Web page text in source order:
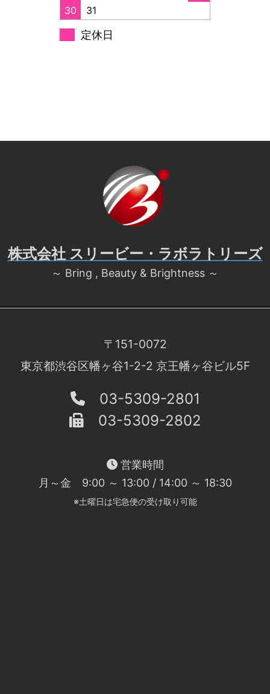
30
31
定休日
株式会社 スリービー・ラボラトリーズ
～ Bring , Beauty & Brightness ～
〒151-0072
東京都渋谷区幡ヶ谷1-2-2 京王幡ヶ谷ビル5F
03-5309-2801
03-5309-2802
営業時間
月～金 9:00 ～ 13:00 / 14:00 ～ 18:30
※土曜日は宅急便の受け取り可能